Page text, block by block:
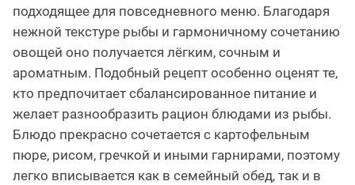
подходящее для повседневного меню. Благодаря
нежной текстуре рыбы и гармоничному сочетанию
овощей оно получается лёгким, сочным и
ароматным. Подобный рецепт особенно оценят те,
кто предпочитает сбалансированное питание и
желает разнообразить рацион блюдами из рыбы.
Блюдо прекрасно сочетается с картофельным
пюре, рисом, гречкой и иными гарнирами, поэтому
легко вписывается как в семейный обед, так и в